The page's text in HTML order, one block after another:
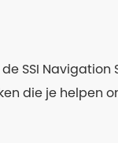
SSI
die je helpen